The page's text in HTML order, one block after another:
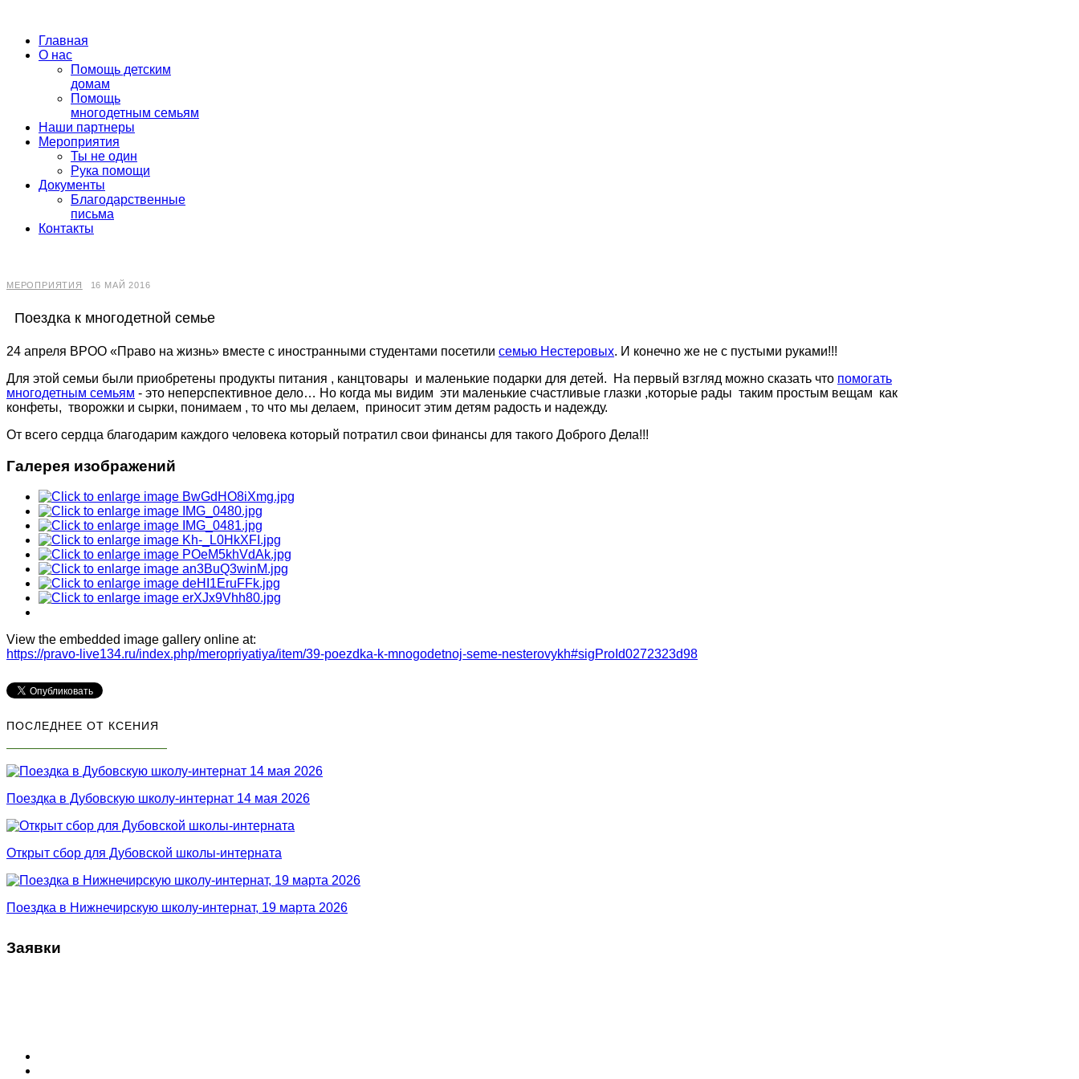
Главная
О нас
Помощь детским
домам
Помощь
многодетным семьям
Наши партнеры
Мероприятия
Ты не один
Рука помощи
Документы
Благодарственные
письма
Контакты
МЕРОПРИЯТИЯ 16 МАЙ 2016
Поездка к многодетной семье
24 апреля ВРОО «Право на жизнь» вместе с иностранными студентами посетили семью Нестеровых. И конечно же не с пустыми руками!!!
Для этой семьи были приобретены продукты питания , канцтовары и маленькие подарки для детей. На первый взгляд можно сказать что помогать
многодетным семьям - это неперспективное дело… Но когда мы видим эти маленькие счастливые глазки ,которые рады таким простым вещам как
конфеты, творожки и сырки, понимаем , то что мы делаем, приносит этим детям радость и надежду.
От всего сердца благодарим каждого человека который потратил свои финансы для такого Доброго Дела!!!
Галерея изображений
View the embedded image gallery online at:
https://pravo-live134.ru/index.php/meropriyatiya/item/39-poezdka-k-mnogodetnoj-seme-nesterovykh#sigProId0272323d98
ПОСЛЕДНЕЕ ОТ КСЕНИЯ
Поездка в Дубовскую школу-интернат 14 мая 2026
Открыт сбор для Дубовской школы-интерната
Поездка в Нижнечирскую школу-интернат, 19 марта 2026
Заявки